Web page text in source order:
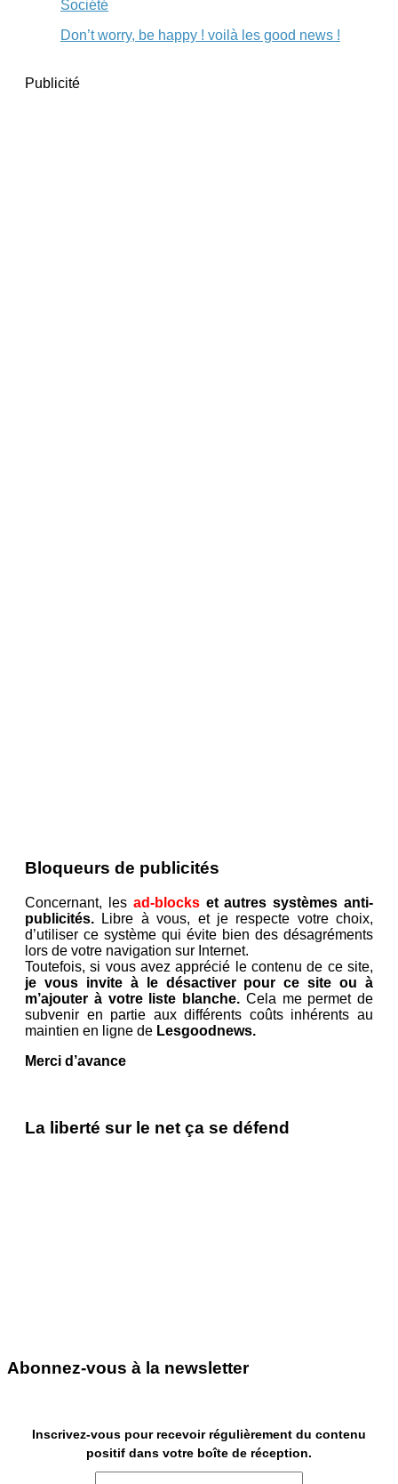
Société
Don’t worry, be happy ! voilà les good news !
Publicité
Bloqueurs de publicités
Concernant, les ad-blockset autres systèmes anti-
publicités. Libre à vous, et je respecte votre choix,
d’utiliser ce système qui évite bien des désagréments
lors de votre navigation sur Internet.
Toutefois, si vous avez apprécié le contenu de ce site,
je vous invite à le désactiver pour ce site ou à
m’ajouter à votre liste blanche. Cela me permet de
subvenir en partie aux différents coûts inhérents au
maintien en ligne de Lesgoodnews.
Merci d’avance
La liberté sur le net ça se défend
Abonnez-vous à la newsletter
Inscrivez-vous pour recevoir régulièrement du contenu
positif dans votre boîte de réception.